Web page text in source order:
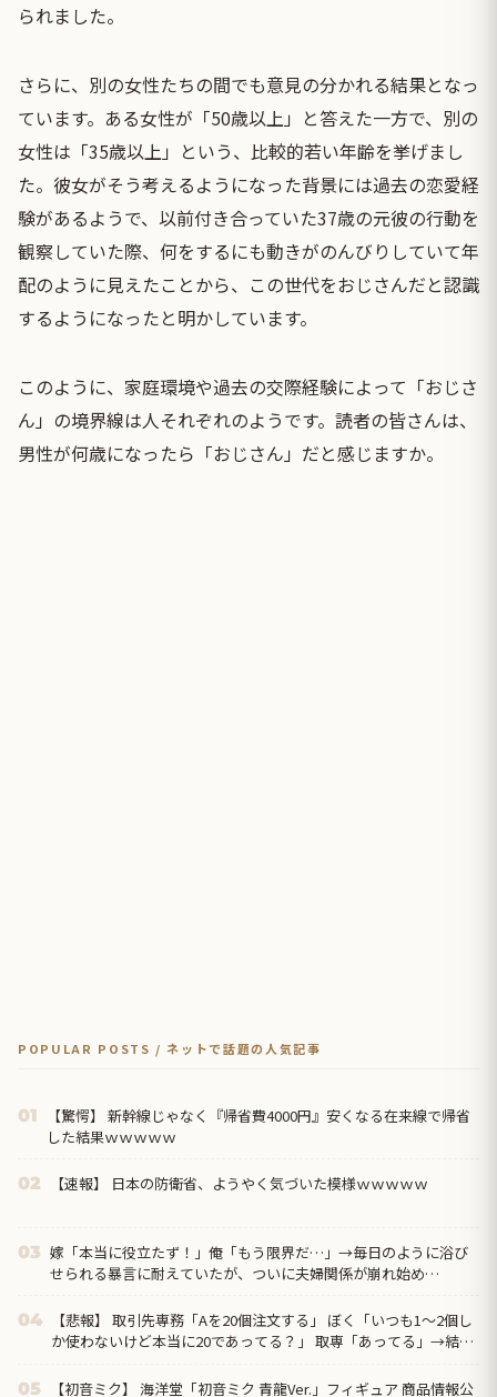
られました。
さらに、別の女性たちの間でも意見の分かれる結果となっ
ています。ある女性が「50歳以上」と答えた一方で、別の
女性は「35歳以上」という、比較的若い年齢を挙げまし
た。彼女がそう考えるようになった背景には過去の恋愛経
験があるようで、以前付き合っていた37歳の元彼の行動を
観察していた際、何をするにも動きがのんびりしていて年
配のように見えたことから、この世代をおじさんだと認識
するようになったと明かしています。
このように、家庭環境や過去の交際経験によって「おじさ
ん」の境界線は人それぞれのようです。読者の皆さんは、
男性が何歳になったら「おじさん」だと感じますか。
POPULAR POSTS / ネットで話題の人気記事
01
【驚愕】 新幹線じゃなく『帰省費4000円』安くなる在来線で帰省
した結果ｗｗｗｗｗ
02 【速報】 日本の防衛省、ようやく気づいた模様ｗｗｗｗｗ
03 嫁「本当に役立たず！」俺「もう限界だ…」→毎日のように浴び
せられる暴言に耐えていたが、ついに夫婦関係が崩れ始め…
04
【悲報】 取引先専務「Aを20個注文する」 ぼく「いつも1～2個し
か使わないけど本当に20であってる？」 取専「あってる」→結果
05 【初音ミク】 海洋堂「初音ミク 青龍Ver.」フィギュア 商品情報公